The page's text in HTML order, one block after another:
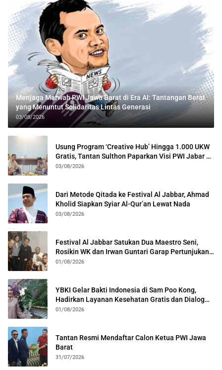
Menjaga Marwah PWI Jawa Barat di Era AI: Tantangan Berat
yang Menuntut Solidaritas Lintas Generasi
03/08/2026
Usung Program ‘Creative Hub’ Hingga 1.000 UKW
Gratis, Tantan Sulthon Paparkan Visi PWI Jabar di
Kota Bogor
03/08/2026
Dari Metode Qitada ke Festival Al Jabbar, Ahmad
Kholid Siapkan Syiar Al-Qur’an Lewat Nada
03/08/2026
Festival Al Jabbar Satukan Dua Maestro Seni,
Rosikin WK dan Irwan Guntari Garap Pertunjukan
Kolosal
01/08/2026
YBKI Gelar Bakti Indonesia di Sam Poo Kong,
Hadirkan Layanan Kesehatan Gratis dan Dialog
Kebangsaan
01/08/2026
Tantan Resmi Mendaftar Calon Ketua PWI Jawa
Barat
31/07/2026